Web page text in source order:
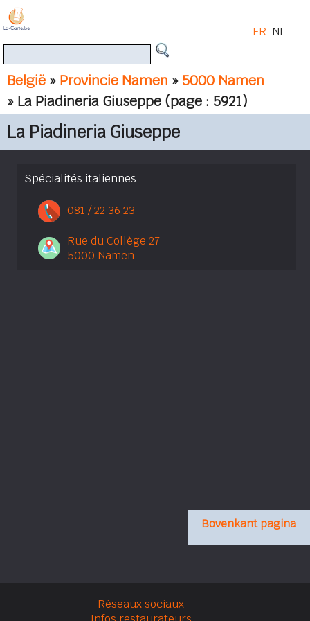
België » Provincie Namen » 5000 Namen
» La Piadineria Giuseppe (page : 5921)
FR NL
La Piadineria Giuseppe
Spécialités italiennes
081 / 22 36 23
Rue du Collège 27
5000 Namen
Bovenkant pagina
Réseaux sociaux